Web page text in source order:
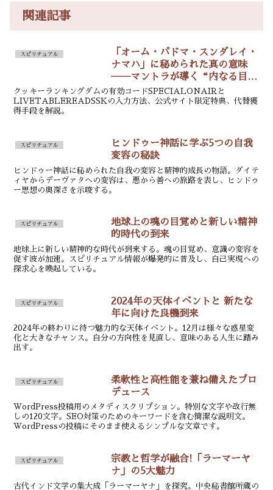
関連記事
スピリチュアル
「オーム・パドマ・スンダレイ・
ナマハ」に秘められた真の意味
──マントラが導く“内なる目覚
め
クッキーランキングダムの有効コードSPECIALONAIRと
LIVETABLEREADSSKの入力方法、公式サイト限定特典、代替獲
得手段を解説。
スピリチュアル
ヒンドゥー神話に学ぶ5つの自我
変容の秘訣
ヒンドゥー神話に秘められた自我の変容と精神的成長の物語。ダイテ
ィヤからデーヴァタへの変容は、悪から善への旅路を表し、ヒンドゥ
ー思想の奥深さを示唆する。
スピリチュアル
地球上の魂の目覚めと新しい精神
的時代の到来
地球上に新しい精神的な時代が到来する。魂の目覚め、意識の変容を
促す波が加速。スピリチュアル情報が爆発的に普及し、自己実現への
探求心を喚起している。
スピリチュアル
2024年の天体イベントと 新たな
年に向けた良機到来
2024年の終わりに待つ魅力的な天体イベント。12月は様々な惑星変
化と大きなチャンス。自分の方向性を見直し、意味のある人生に踏み
出す。
スピリチュアル
柔軟性と高性能を兼ね備えたプロ
デュース
WordPress投稿用のメタディスクリプション。特別な文字や改行無
しの120文字。SEO対策のためのキーワードを含む簡潔な説明文。
WordPressの投稿にそのまま使えるシンプルな文章です。
スピリチュアル
宗教と哲学が融合!「ラーマーヤ
ナ」の5大魅力
古代インド文学の集大成「ラーマーヤナ」を探究。中央秘書館所蔵の